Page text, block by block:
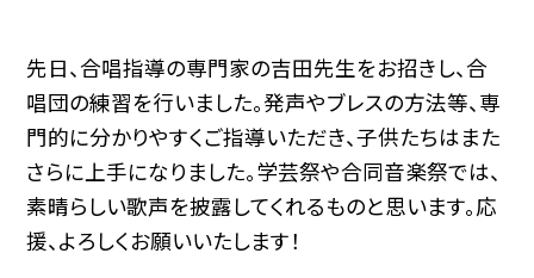
先日、合唱指導の専門家の吉田先生をお招きし、合
唱団の練習を行いました。発声やブレスの方法等、専
門的に分かりやすくご指導いただき、子供たちはまた
さらに上手になりました。学芸祭や合同音楽祭では、
素晴らしい歌声を披露してくれるものと思います。応
援、よろしくお願いいたします！